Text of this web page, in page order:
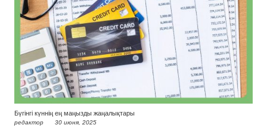
Бүгінгі күннің ең маңызды жаңалықтары
редактор 30 июня, 2025